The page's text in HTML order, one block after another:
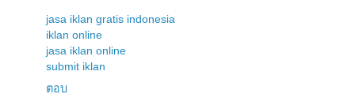
jasa iklan gratis indonesia
iklan online
jasa iklan online
submit iklan
ตอบ